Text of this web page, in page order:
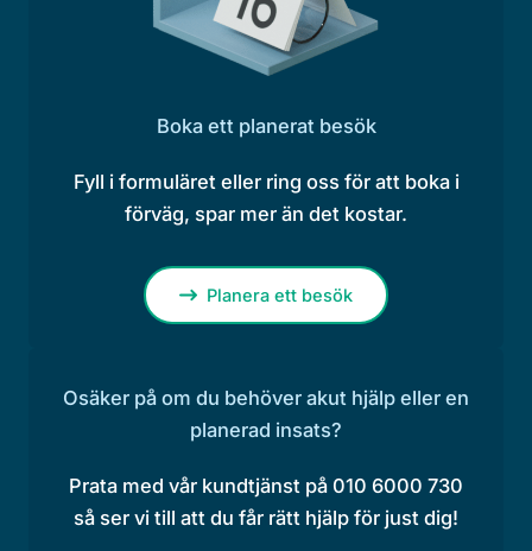
Boka ett planerat besök
Fyll i formuläret eller ring oss för att boka i
förväg, spar mer än det kostar.
Planera ett besök
Osäker på om du behöver akut hjälp eller en
planerad insats?
Prata med vår kundtjänst på 010 6000 730
så ser vi till att du får rätt hjälp för just dig!